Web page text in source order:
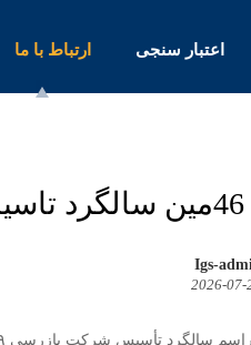
اعتبار سنجی ارتباط با ما
Igs-
2026-07-